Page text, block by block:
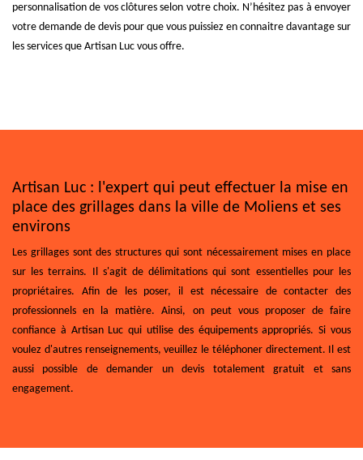
personnalisation de vos clôtures selon votre choix. N’hésitez pas à envoyer
votre demande de devis pour que vous puissiez en connaitre davantage sur
les services que Artisan Luc vous offre.
Artisan Luc : l'expert qui peut effectuer la mise en
place des grillages dans la ville de Moliens et ses
environs
Les grillages sont des structures qui sont nécessairement mises en place
sur les terrains. Il s'agit de délimitations qui sont essentielles pour les
propriétaires. Afin de les poser, il est nécessaire de contacter des
professionnels en la matière. Ainsi, on peut vous proposer de faire
confiance à Artisan Luc qui utilise des équipements appropriés. Si vous
voulez d'autres renseignements, veuillez le téléphoner directement. Il est
aussi possible de demander un devis totalement gratuit et sans
engagement.